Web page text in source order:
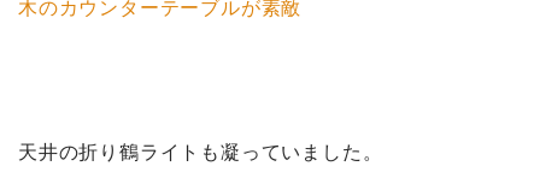
木のカウンターテーブルが素敵
天井の折り鶴ライトも凝っていました。